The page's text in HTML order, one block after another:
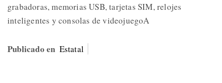
grabadoras, memorias USB, tarjetas SIM, relojes
inteligentes y consolas de videojuegoA
Publicado en Estatal